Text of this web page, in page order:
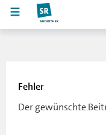
Fehler
Der gewünschte